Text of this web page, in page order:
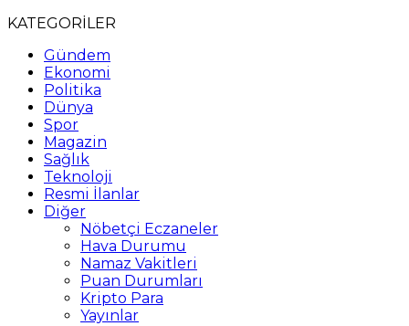
KATEGORİLER
Gündem
Ekonomi
Politika
Dünya
Spor
Magazin
Sağlık
Teknoloji
Resmi İlanlar
Diğer
Nöbetçi Eczaneler
Hava Durumu
Namaz Vakitleri
Puan Durumları
Kripto Para
Yayınlar